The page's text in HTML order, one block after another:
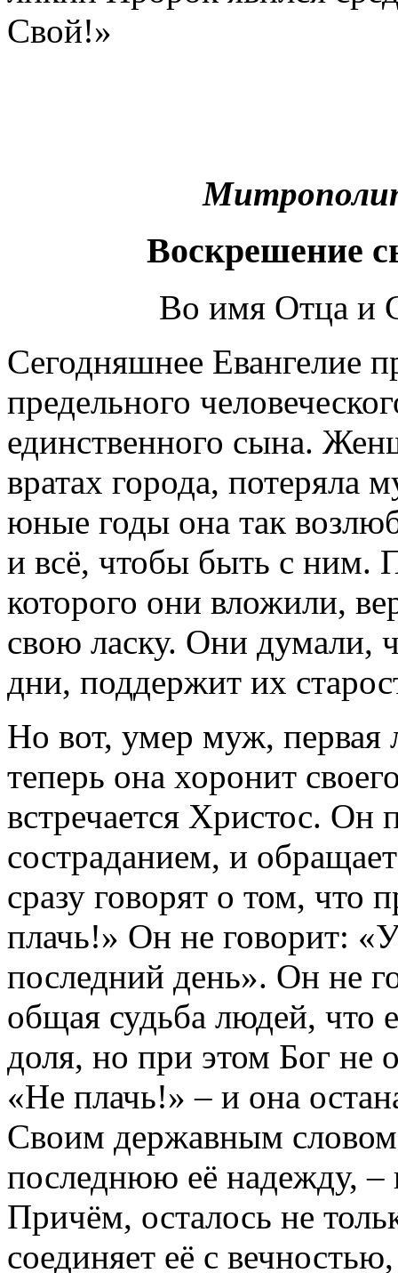
Свой!»
Воскрешение
Во имя Отца и
Сегодняшнее Евангелие
предель­ного
единст­вен­ного сына.
вратах города, потеряла
юные годы она так
и всё, чтобы быть с ним.
которого они вложили,
свою ласку. Они думали,
дни, поддержит их
Но вот, умер муж,
теперь она хоронит
встречается Христос. Он
состраданием, и
сразу говорят о том, что
плачь!» Он не говорит:
последний день». Он не
общая судьба людей, что
доля, но при этом Бог не
«Не плачь!» – и она
Своим державным
последнюю её надежду, –
Причём, осталось не
соединяет её с